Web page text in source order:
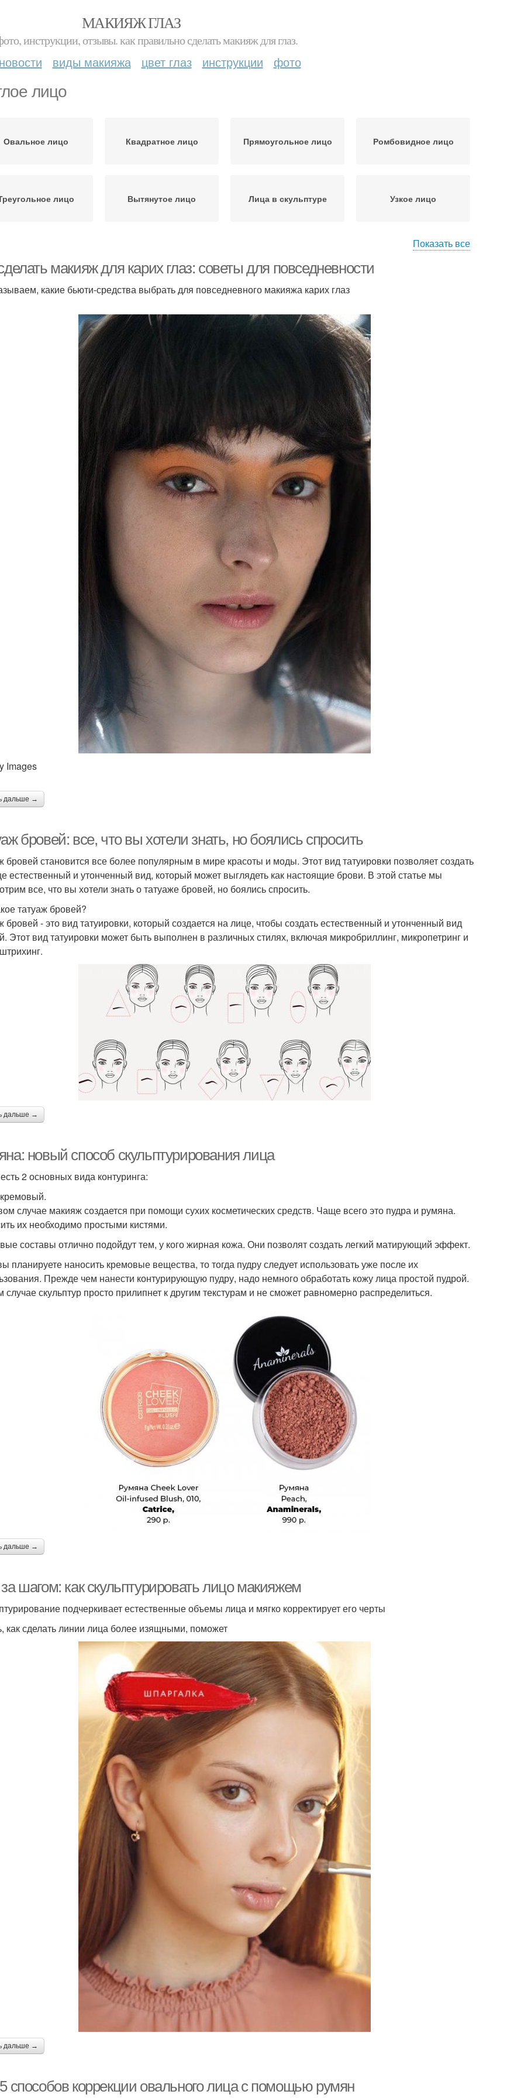
МАКИЯЖ ГЛАЗ
инструкции, отзывы. как правильно сделать макияж для глаз.
новости виды макияжа цвет глаз инструкции фото
лицо
Овальное лицо Квадратное лицо Прямоугольное лицо Ромбовидное лицо
лицо Вытянутое лицо Лица в скульптуре Узкое лицо
лицом
лица
Лицо в зависимости Волос на круглое лицо
Показать все
макияж для карих глаз: советы для повседневности
какие бьюти-средства выбрать для повседневного макияжа карих глаз
Images
дальше →
бровей: все, что вы хотели знать, но боялись спросить
бровей становится все более популярным в мире красоты и моды. Этот вид татуировки позволяет создать
естественный и утонченный вид, который может выглядеть как настоящие брови. В этой статье мы
все, что вы хотели знать о татуаже бровей, но боялись спросить.
татуаж бровей?
бровей - это вид татуировки, который создается на лице, чтобы создать естественный и утонченный вид
Этот вид татуировки может быть выполнен в различных стилях, включая микробриллинг, микропетринг и
дальше →
новый способ скульптурирования лица
2 основных вида контуринга:
случае макияж создается при помощи сухих косметических средств. Чаще всего это пудра и румяна.
их необходимо простыми кистями.
составы отлично подойдут тем, у кого жирная кожа. Они позволят создать легкий матирующий эффект.
планируете наносить кремовые вещества, то тогда пудру следует использовать уже после их
Прежде чем нанести контурирующую пудру, надо немного обработать кожу лица простой пудрой.
случае скульптур просто прилипнет к другим текстурам и не сможет равномерно распределиться.
дальше →
шагом: как скульптурировать лицо макияжем
подчеркивает естественные объемы лица и мягко корректирует его черты
как сделать линии лица более изящными, поможет
дальше →
способов коррекции овального лица с помощью румян